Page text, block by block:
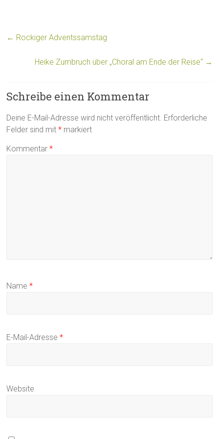
← Rockiger Adventssamstag
Heike Zumbruch über „Choral am Ende der Reise“ →
Schreibe einen Kommentar
Deine E-Mail-Adresse wird nicht veröffentlicht. Erforderliche
Felder sind mit* markiert
Kommentar*
Name*
E-Mail-Adresse*
Website